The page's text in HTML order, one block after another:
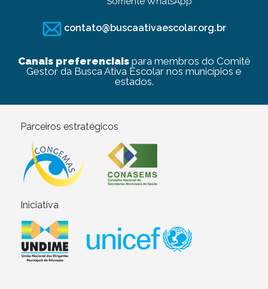
contato@buscaativaescolar.org.br
Canais preferenciaispara membros do Comitê
Gestor da Busca Ativa Escolar nos municípios e
estados.
Parceiros estratégicos
Iniciativa